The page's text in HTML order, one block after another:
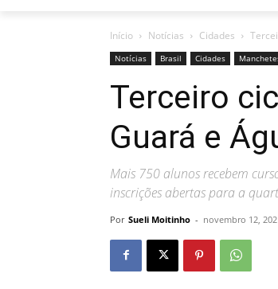
Início Notícias Cidades
Notícias Brasil Cidades
Terceiro
Guará e
Mais 750 alunos recebem
inscrições abertas para a
Por Sueli Moitinho - novembro 12,